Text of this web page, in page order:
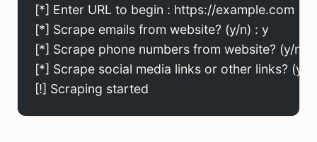
[*] Enter URL to begin : https://example.com
[*] Scrape emails from website? (y/n) : y
[*] Scrape phone numbers from website? (y/n) :
[*] Scrape social media links or other links? (y/
[!] Scraping started